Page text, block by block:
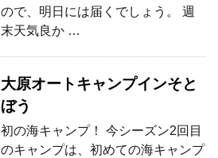
ので、明日には届くでしょう。 週
末天気良か …
大原オートキャンプインそと
ぼう
初の海キャンプ！ 今シーズン2回目
のキャンプは、初めての海キャンプ